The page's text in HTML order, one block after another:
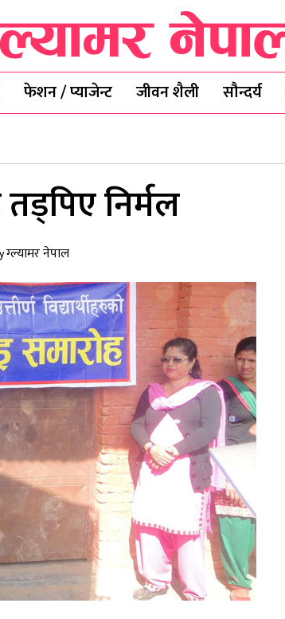
फेशन / प्याजेन्ट जीवन शैली सौन्दर्य
निर्मल
ग्ल्यामर नेपाल